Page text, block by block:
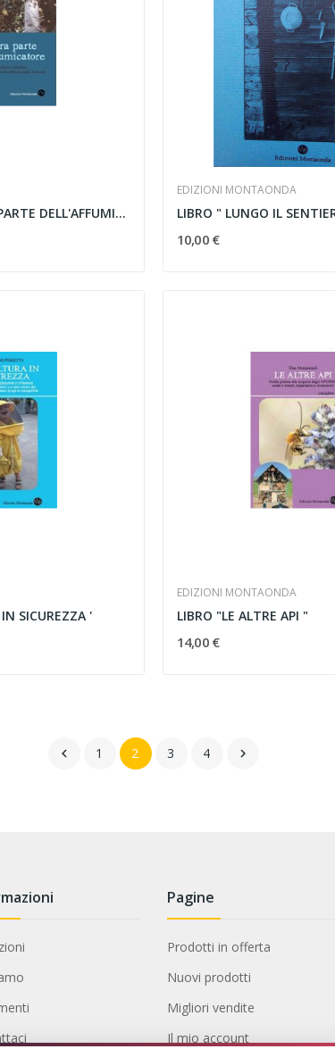
LIBRO 'DALL'ALTRA PARTE DELL'AFFUMICATO
EDIZIONI MONTAONDA
10,00 €
SICUREZZA '
EDIZIONI MONTAONDA
LIBRO "LE ALTRE API "
14,00 €
 1 2 3 4 
Pagine
Prodotti in offerta
Nuovi prodotti
Migliori vendite
Il mio account